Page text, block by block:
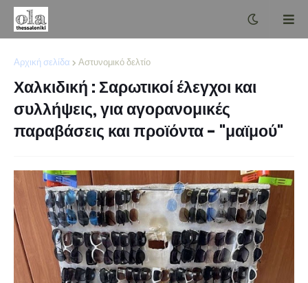
Αρχική σελίδα Αστυνομικό δελτίο
Χαλκιδική : Σαρωτικοί έλεγχοι και
συλλήψεις, για αγορανομικές
παραβάσεις και προϊόντα - "μαϊμού"